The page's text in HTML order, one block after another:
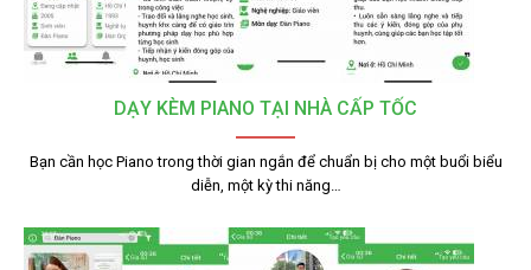
DẠY KÈM PIANO TẠI NHÀ CẤP TỐC
Bạn cần học Piano trong thời gian ngắn để chuẩn bị cho một buổi biểu
diễn, một kỳ thi năng…